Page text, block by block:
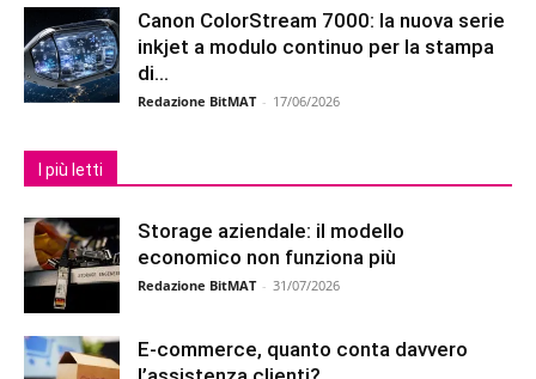
Canon ColorStream 7000: la nuova serie
inkjet a modulo continuo per la stampa
di...
Redazione BitMAT - 17/06/2026
I più letti
Storage aziendale: il modello
economico non funziona più
Redazione BitMAT - 31/07/2026
E-commerce, quanto conta davvero